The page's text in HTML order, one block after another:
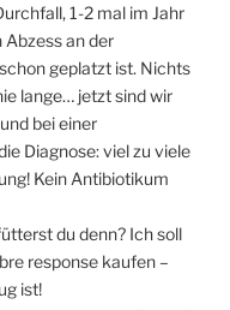
1-2 mal im Jahr
Abzess an der
geplatzt ist. Nichts
lange… jetzt sind wir
bei einer
Diagnose: viel zu viele
Kein Antibiotikum
du denn? Ich soll
response kaufen –
ist!